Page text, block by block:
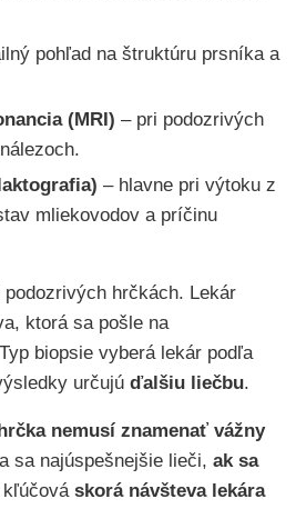
pohľad na štruktúru prsníka a
(MRI) – pri podozrivých
– hlavne pri výtoku z
mliekovodov a príčinu
hrčkách. Lekár
ktorá sa pošle na
biopsie vyberá lekár podľa
určujú ďalšiu liečbu.
nemusí znamenať vážny
sa najúspešnejšie lieči, ak sa
kľúčová skorá návšteva lekára